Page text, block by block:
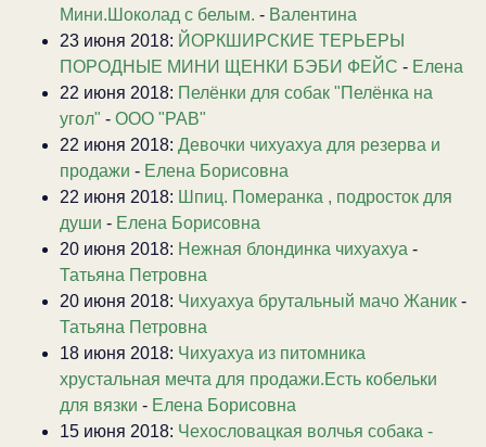
Мини.Шоколад с белым. - Валентина
23 июня 2018: ЙОРКШИРСКИЕ ТЕРЬЕРЫ
ПОРОДНЫЕ МИНИ ЩЕНКИ БЭБИ ФЕЙС - Елена
22 июня 2018: Пелёнки для собак "Пелёнка на
угол" - ООО "РАВ"
22 июня 2018: Девочки чихуахуа для резерва и
продажи - Елена Борисовна
22 июня 2018: Шпиц. Померанка , подросток для
души - Елена Борисовна
20 июня 2018: Нежная блондинка чихуахуа -
Татьяна Петровна
20 июня 2018: Чихуахуа брутальный мачо Жаник -
Татьяна Петровна
18 июня 2018: Чихуахуа из питомника
хрустальная мечта для продажи.Есть кобельки
для вязки - Елена Борисовна
15 июня 2018: Чехословацкая волчья собака -